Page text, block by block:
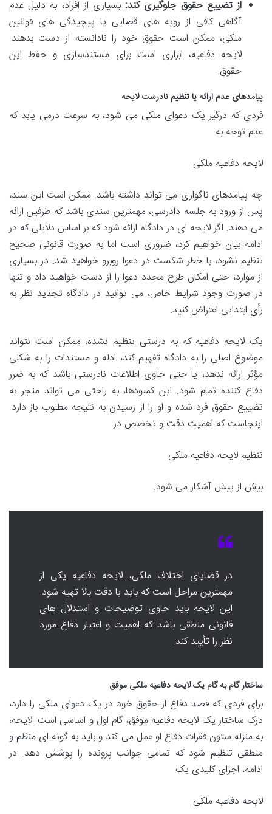
از تضییع حقوق جلوگیری کند: بسیاری از افراد، به دلیل عدم
آگاهی کافی از رویه های قضایی یا پیچیدگی های قوانین
ملکی، ممکن است حقوق خود را نادانسته از دست بدهند.
لایحه دفاعیه، ابزاری است برای مستندسازی و حفظ این
حقوق.
پیامدهای عدم ارائه یا تنظیم نادرست لایحه
فردی که درگیر یک دعوای ملکی می شود، به سرعت درمی یابد که
عدم توجه به
لایحه دفاعیه ملکی
چه پیامدهای ناگواری می تواند داشته باشد. ممکن است این سند،
پس از ورود به جلسه دادرسی، مهمترین سندی باشد که طرفین ارائه
می دهند. اگر لایحه ای در دادگاه ارائه شود که بر اساس دلایلی که در
ادامه بیان خواهیم کرد، ضروری است اما به صورت قانونی صحیح
تنظیم نشود، با خطر شکست در دعوا روبرو خواهید شد. در بسیاری
از موارد، حتی امکان طرح مجدد دعوا را از دست خواهید داد و تنها
در صورت وجود شرایط خاص، می توانید در دادگاه تجدید نظر به
رأی ابتدایی اعتراض کنید.
یک لایحه دفاعیه که به درستی تنظیم نشده، ممکن است نتواند
موضوع اصلی را به دادگاه تفهیم کند، ادله و مستندات را به شکلی
مؤثر ارائه ندهد، یا حتی حاوی اطلاعات نادرستی باشد که به ضرر
دفاع کننده تمام شود. این کمبودها، به راحتی می تواند منجر به
تضییع حقوق فرد شده و او را از رسیدن به نتیجه مطلوب باز دارد.
اینجاست که اهمیت دقت و تخصص در
تنظیم لایحه دفاعیه ملکی
بیش از پیش آشکار می شود.
در قضایای اختلاف ملکی، لایحه دفاعیه یکی از
مهمترین مراحل است که باید با دقت بالا تهیه شود.
این لایحه باید حاوی توضیحات و استدلال های
قانونی منطقی باشد که اهمیت و اعتبار دفاع مورد
نظر را تأیید کند.
ساختار گام به گام یک لایحه دفاعیه ملکی موفق
برای فردی که قصد دفاع از حقوق خود در یک دعوای ملکی را دارد،
درک ساختار یک لایحه دفاعیه موفق، گام اول و اساسی است. لایحه،
به منزله ستون فقرات دفاع او عمل می کند و باید به گونه ای منظم و
منطقی تنظیم شود که تمامی جوانب پرونده را پوشش دهد. در
ادامه، اجزای کلیدی یک
لایحه دفاعیه ملکی